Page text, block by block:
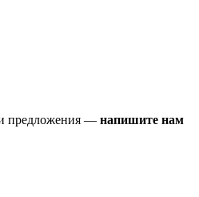
предложения — напишите нам